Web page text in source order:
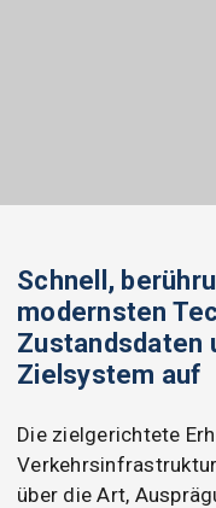
Schnell,
modernsten
Zustandsdaten
Zielsystem auf
Die zielgerichtete
über die Art,